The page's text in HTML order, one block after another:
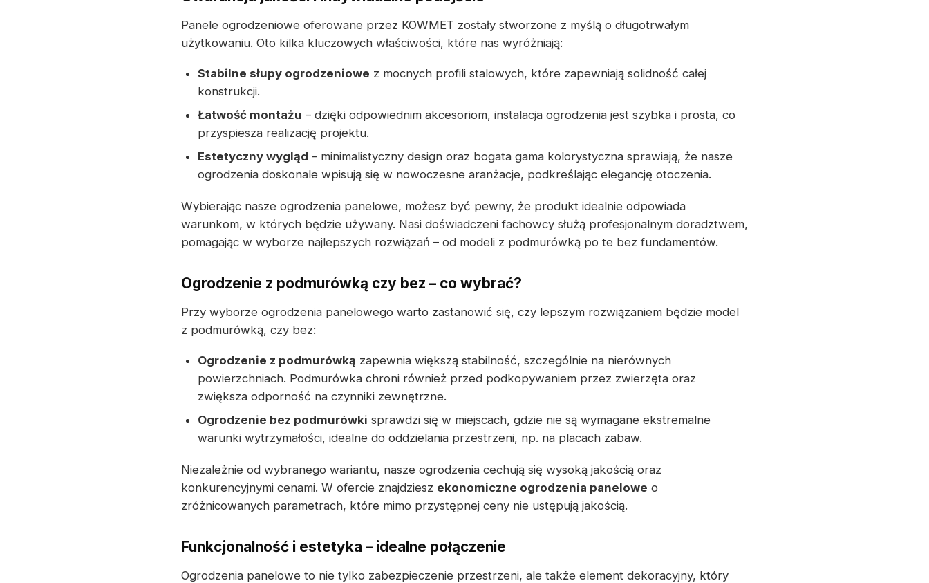
Panele ogrodzeniowe oferowane przez KOWMET zostały stworzone z myślą o długotrwałym
użytkowaniu. Oto kilka kluczowych właściwości, które nas wyróżniają:
Stabilne słupy ogrodzeniowe z mocnych profili stalowych, które zapewniają solidność całej
konstrukcji.
Łatwość montażu – dzięki odpowiednim akcesoriom, instalacja ogrodzenia jest szybka i prosta, co
przyspiesza realizację projektu.
Estetyczny wygląd – minimalistyczny design oraz bogata gama kolorystyczna sprawiają, że nasze
ogrodzenia doskonale wpisują się w nowoczesne aranżacje, podkreślając elegancję otoczenia.
Wybierając nasze ogrodzenia panelowe, możesz być pewny, że produkt idealnie odpowiada
warunkom, w których będzie używany. Nasi doświadczeni fachowcy służą profesjonalnym doradztwem,
pomagając w wyborze najlepszych rozwiązań – od modeli z podmurówką po te bez fundamentów.
Ogrodzenie z podmurówką czy bez – co wybrać?
Przy wyborze ogrodzenia panelowego warto zastanowić się, czy lepszym rozwiązaniem będzie model
z podmurówką, czy bez:
Ogrodzenie z podmurówką zapewnia większą stabilność, szczególnie na nierównych
powierzchniach. Podmurówka chroni również przed podkopywaniem przez zwierzęta oraz
zwiększa odporność na czynniki zewnętrzne.
Ogrodzenie bez podmurówki sprawdzi się w miejscach, gdzie nie są wymagane ekstremalne
warunki wytrzymałości, idealne do oddzielania przestrzeni, np. na placach zabaw.
Niezależnie od wybranego wariantu, nasze ogrodzenia cechują się wysoką jakością oraz
konkurencyjnymi cenami. W ofercie znajdziesz ekonomiczne ogrodzenia panelowe o
zróżnicowanych parametrach, które mimo przystępnej ceny nie ustępują jakością.
Funkcjonalność i estetyka – idealne połączenie
Ogrodzenia panelowe to nie tylko zabezpieczenie przestrzeni, ale także element dekoracyjny, który